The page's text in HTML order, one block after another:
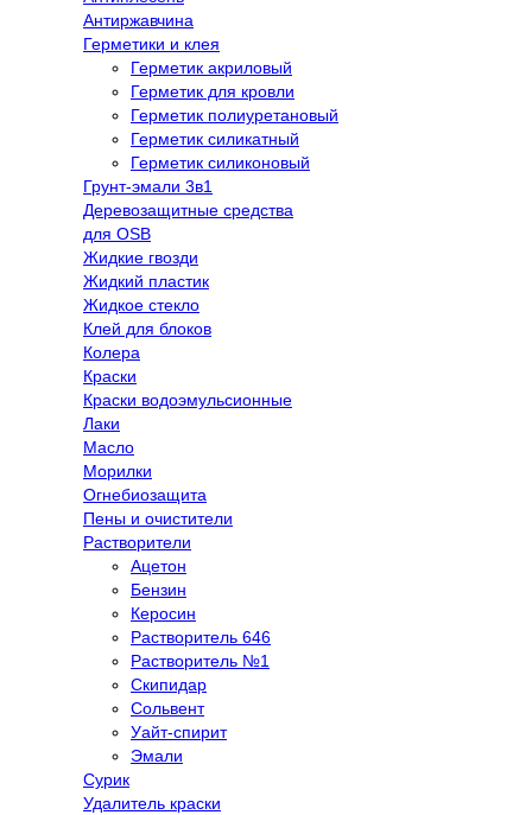
Антиржавчина
Герметики и клея
Герметик акриловый
Герметик для кровли
Герметик полиуретановый
Герметик силикатный
Герметик силиконовый
Грунт-эмали 3в1
Деревозащитные средства
для OSB
Жидкие гвозди
Жидкий пластик
Жидкое стекло
Клей для блоков
Колера
Краски
Краски водоэмульсионные
Лаки
Масло
Морилки
Огнебиозащита
Пены и очистители
Растворители
Ацетон
Бензин
Керосин
Растворитель 646
Растворитель №1
Скипидар
Сольвент
Уайт-спирит
Эмали
Сурик
Удалитель краски